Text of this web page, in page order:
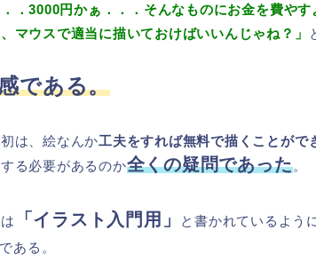
．．3000円かぁ．．．そんなものにお金を費や
マウスで適当に描いておけばいいんじゃね？」
である。
は、絵なんか工夫をすれば無料で描くことがで
る必要があるのか全くの疑問であった。
「イラスト入門用」 と書かれているよう
である。